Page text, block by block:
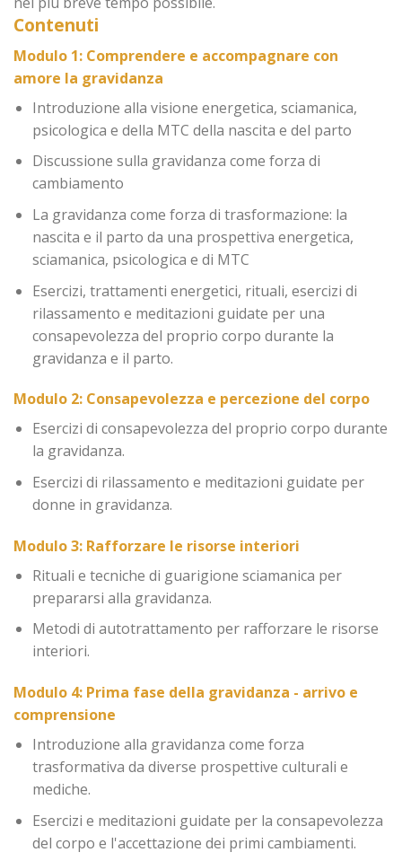
Contenuti
Modulo 1: Comprendere e accompagnare con
amore la gravidanza
Introduzione alla visione energetica, sciamanica,
psicologica e della MTC della nascita e del parto
Discussione sulla gravidanza come forza di
cambiamento
La gravidanza come forza di trasformazione: la
nascita e il parto da una prospettiva energetica,
sciamanica, psicologica e di MTC
Esercizi, trattamenti energetici, rituali, esercizi di
rilassamento e meditazioni guidate per una
consapevolezza del proprio corpo durante la
gravidanza e il parto.
Modulo 2: Consapevolezza e percezione del corpo
Esercizi di consapevolezza del proprio corpo durante
la gravidanza.
Esercizi di rilassamento e meditazioni guidate per
donne in gravidanza.
Modulo 3: Rafforzare le risorse interiori
Rituali e tecniche di guarigione sciamanica per
prepararsi alla gravidanza.
Metodi di autotrattamento per rafforzare le risorse
interiori.
Modulo 4: Prima fase della gravidanza - arrivo e
comprensione
Introduzione alla gravidanza come forza
trasformativa da diverse prospettive culturali e
mediche.
Esercizi e meditazioni guidate per la consapevolezza
del corpo e l'accettazione dei primi cambiamenti.